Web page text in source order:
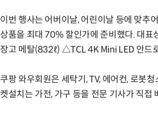
이번 행사는 어버이날, 어린이날 등에 맞추
상품을 최대 70% 할인가에 준비했다. 대
장고 메탈(832ℓ) △TCL 4K Mini LED 안드
쿠팡 와우회원은 세탁기, TV, 에어컨, 로봇
켓설치는 가전, 가구 등을 전문 기사가 직